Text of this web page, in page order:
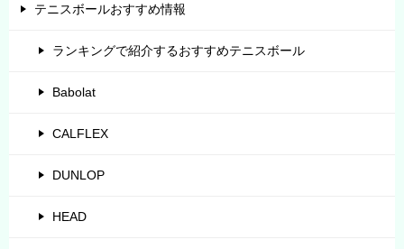
テニスボールおすすめ情報
ランキングで紹介するおすすめテニスボール
Babolat
CALFLEX
DUNLOP
HEAD